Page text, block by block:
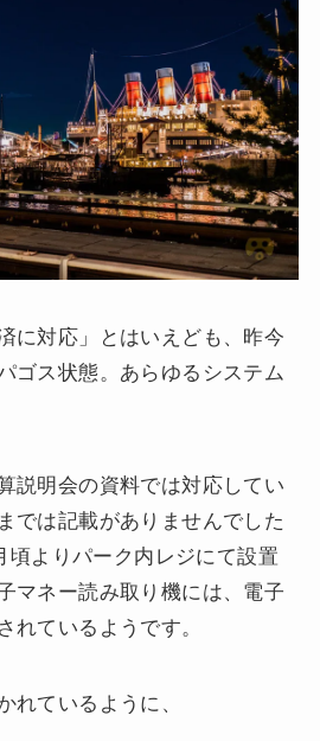
に対応」とはいえども、昨今
ゴス状態。あらゆるシステム
説明会の資料では対応してい
では記載がありませんでした
頃よりパーク内レジにて設置
マネー読み取り機には、電子
れているようです。
れているように、